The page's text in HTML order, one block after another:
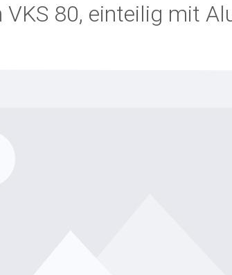
80, einteilig mit